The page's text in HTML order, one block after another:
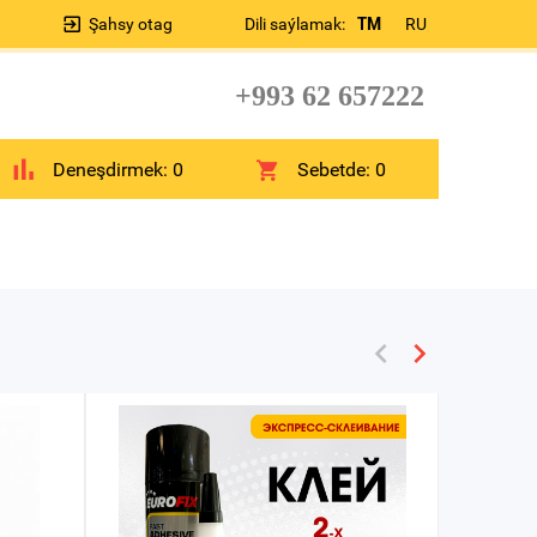
Dili saýlamak: TM RU
Şahsy otag
+993 62 657222
Deneşdirmek: 0 Sebetde:0